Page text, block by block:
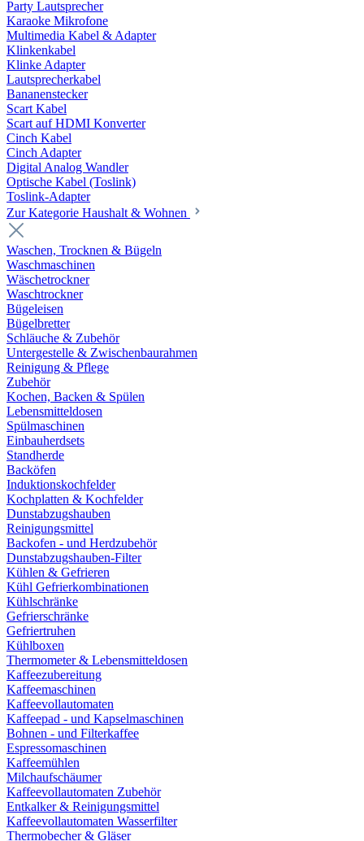
Party Lautsprecher
Karaoke Mikrofone
Multimedia Kabel & Adapter
Klinkenkabel
Klinke Adapter
Lautsprecherkabel
Bananenstecker
Scart Kabel
Scart auf HDMI Konverter
Cinch Kabel
Cinch Adapter
Digital Analog Wandler
Optische Kabel (Toslink)
Toslink-Adapter
Zur Kategorie Haushalt & Wohnen
Waschen, Trocknen & Bügeln
Waschmaschinen
Wäschetrockner
Waschtrockner
Bügeleisen
Bügelbretter
Schläuche & Zubehör
Untergestelle & Zwischenbaurahmen
Reinigung & Pflege
Zubehör
Kochen, Backen & Spülen
Lebensmitteldosen
Spülmaschinen
Einbauherdsets
Standherde
Backöfen
Induktionskochfelder
Kochplatten & Kochfelder
Dunstabzugshauben
Reinigungsmittel
Backofen - und Herdzubehör
Dunstabzugshauben-Filter
Kühlen & Gefrieren
Kühl Gefrierkombinationen
Kühlschränke
Gefrierschränke
Gefriertruhen
Kühlboxen
Thermometer & Lebensmitteldosen
Kaffeezubereitung
Kaffeemaschinen
Kaffeevollautomaten
Kaffeepad - und Kapselmaschinen
Bohnen - und Filterkaffee
Espressomaschinen
Kaffeemühlen
Milchaufschäumer
Kaffeevollautomaten Zubehör
Entkalker & Reinigungsmittel
Kaffeevollautomaten Wasserfilter
Thermobecher & Gläser